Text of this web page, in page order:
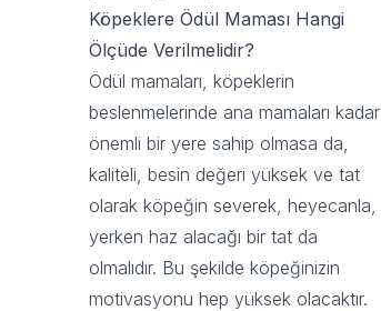
Köpeklere Ödül Maması Hangi
Ölçüde Verilmelidir?
Ödül mamaları, köpeklerin
beslenmelerinde ana mamaları kadar
önemli bir yere sahip olmasa da,
kaliteli, besin değeri yüksek ve tat
olarak köpeğin severek, heyecanla,
yerken haz alacağı bir tat da
olmalıdır. Bu şekilde köpeğinizin
motivasyonu hep yüksek olacaktır.